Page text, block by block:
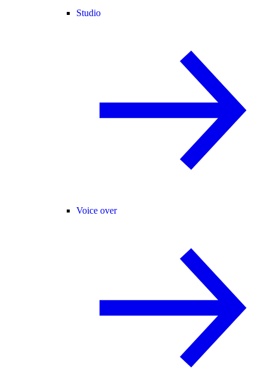
Studio
Voice over